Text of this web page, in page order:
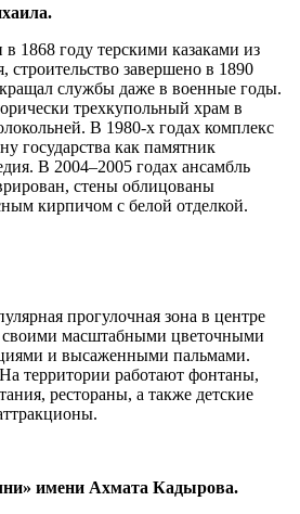
1868 году терскими казаками из
строительство завершено в 1890
службы даже в военные годы.
трехкупольный храм в
В 1980-х годах комплекс
государства как памятник
В 2004–2005 годах ансамбль
стены облицованы
кирпичом с белой отделкой.
прогулочная зона в центре
своими масштабными цветочными
и высаженными пальмами.
территории работают фонтаны,
рестораны, а также детские
имени Ахмата Кадырова.